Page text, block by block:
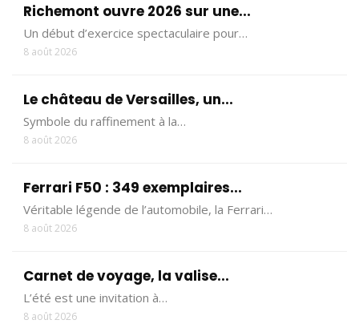
Richemont ouvre 2026 sur une...
Un début d’exercice spectaculaire pour…
8 août 2026
Le château de Versailles, un...
Symbole du raffinement à la…
8 août 2026
Ferrari F50 : 349 exemplaires...
Véritable légende de l’automobile, la Ferrari…
8 août 2026
Carnet de voyage, la valise...
L’été est une invitation à…
8 août 2026